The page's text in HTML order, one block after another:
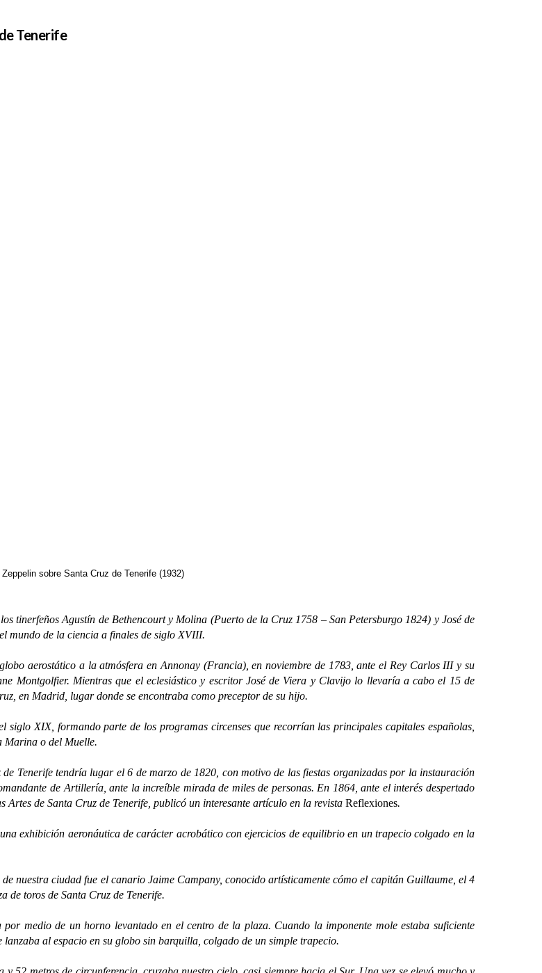
Tenerife
Zeppelin sobre Santa Cruz de Tenerife (1932)
Agustín de Bethencourt y Molina (Puerto de la Cruz 1758 – San Petersburgo 1824) y José de
mundo de la ciencia a finales de siglo XVIII.
a la atmósfera en Annonay (Francia), en noviembre de 1783, ante el Rey Carlos III y su
Montgolfier. Mientras que el eclesiástico y escritor José de Viera y Clavijo lo llevaría a cabo el 15 de
en Madrid, lugar donde se encontraba como preceptor de su hijo.
XIX, formando parte de los programas circenses que recorrían las principales capitales españolas,
Marina o del Muelle.
tendría lugar el 6 de marzo de 1820, con motivo de las fiestas organizadas por la instauración
de Artillería, ante la increíble mirada de miles de personas. En 1864, ante el interés despertado
de Santa Cruz de Tenerife, publicó un interesante artículo en la revista Reflexiones.
aeronáutica de carácter acrobático con ejercicios de equilibrio en un trapecio colgado en la
ciudad fue el canario Jaime Campany, conocido artísticamente cómo el capitán Guillaume, el 4
de toros de Santa Cruz de Tenerife.
de un horno levantado en el centro de la plaza. Cuando la imponente mole estaba suficiente
al espacio en su globo sin barquilla, colgado de un simple trapecio.